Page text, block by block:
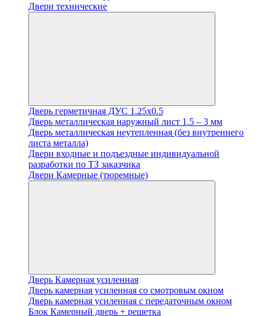
Двери технические
Дверь герметичная ДУС 1.25х0.5
Дверь металлическая наружный лист 1.5 – 3 мм
Дверь металлическая неутепленная (без внутреннего
листа металла)
Двери входные и подъездные индивидуальной
разработки по ТЗ заказчика
Двери Камерные (тюремные)
Дверь Камерная усиленная
Дверь камерная усиленная со смотровым окном
Дверь камерная усиленная с передаточным окном
Блок Камерный дверь + решетка